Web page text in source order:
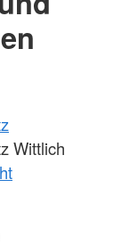
Wittlich